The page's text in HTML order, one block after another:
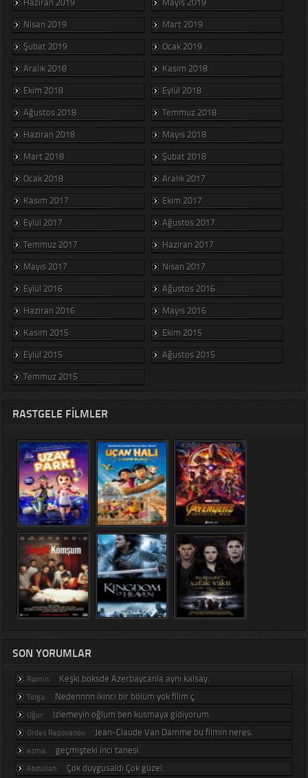
Nisan 2019
Mart 2019
Şubat 2019
Ocak 2019
Aralık 2018
Kasım 2018
Ekim 2018
Eylül 2018
Ağustos 2018
Temmuz 2018
Haziran 2018
Mayıs 2018
Mart 2018
Şubat 2018
Ocak 2018
Aralık 2017
Kasım 2017
Ekim 2017
Eylül 2017
Ağustos 2017
Temmuz 2017
Haziran 2017
Mayıs 2017
Nisan 2017
Eylül 2016
Ağustos 2016
Haziran 2016
Mayıs 2016
Kasım 2015
Ekim 2015
Eylül 2015
Ağustos 2015
Temmuz 2015
RASTGELE FILMLER
SON YORUMLAR
Ramin: Keşki boksde Azerbaycanla aynı kalsay.
Tolga: Nedennnn ikinci bir bölüm yok filim ç.
Uğur: İzlemeyin oğlum ben kusmaya gidiyorum.
Ordes Repovanov: Jean-Claude Van Damme bu filmin neres.
esma: geçmişteki inci tanesi.
Abdullah: Çok duygusaldı Çok güzel.